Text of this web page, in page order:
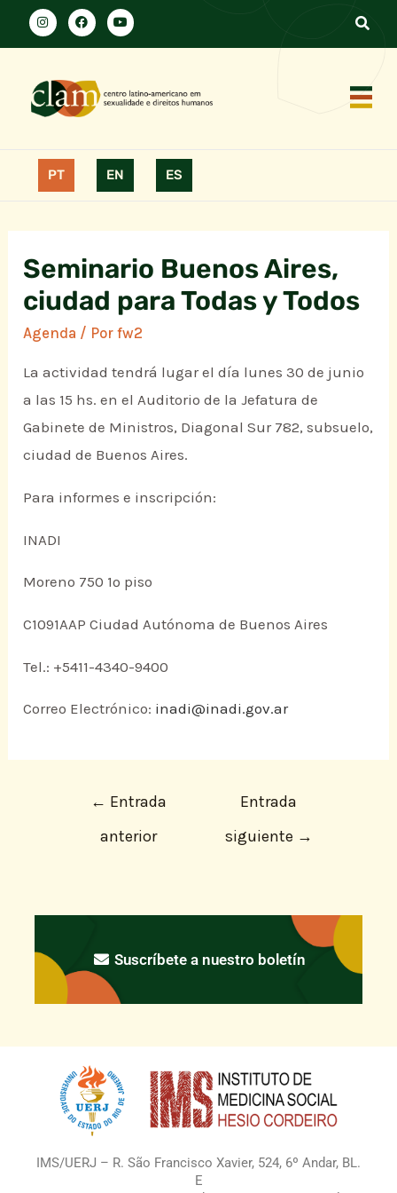
PT EN ES
Seminario Buenos Aires,
ciudad para Todas y Todos
Agenda / Porfw2
La actividad tendrá lugar el día lunes 30 de junio
a las 15 hs. en el Auditorio de la Jefatura de
Gabinete de Ministros, Diagonal Sur 782, subsuelo,
ciudad de Buenos Aires.
Para informes e inscripción:
INADI
Moreno 750 1º piso
C1091AAP Ciudad Autónoma de Buenos Aires
Tel.: +5411-4340-9400
Correo Electrónico: inadi@inadi.gov.ar
← Entrada
anterior
Entrada
siguiente →
Suscríbete a nuestro boletín
IMS/UERJ – R. São Francisco Xavier, 524, 6º Andar, BL.
E